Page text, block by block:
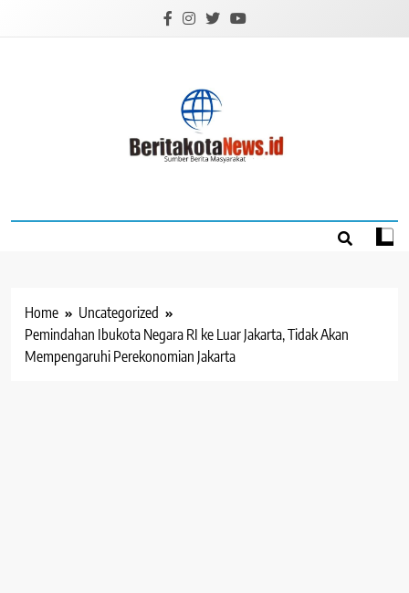
Home
Uncategorized
Pemindahan Ibukota Negara RI ke Luar Jakarta, Tidak Akan
Mempengaruhi Perekonomian Jakarta